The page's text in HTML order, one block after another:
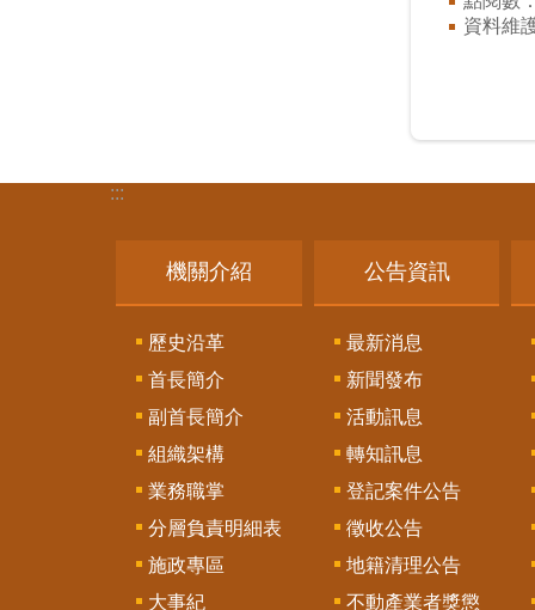
資料維
:::
機關介紹
歷史沿革
首長簡介
副首長簡介
組織架構
業務職掌
分層負責明細表
施政專區
大事紀
公告資訊
最新消息
新聞發布
活動訊息
轉知訊息
登記案件公告
徵收公告
地籍清理公告
不動產業者獎懲